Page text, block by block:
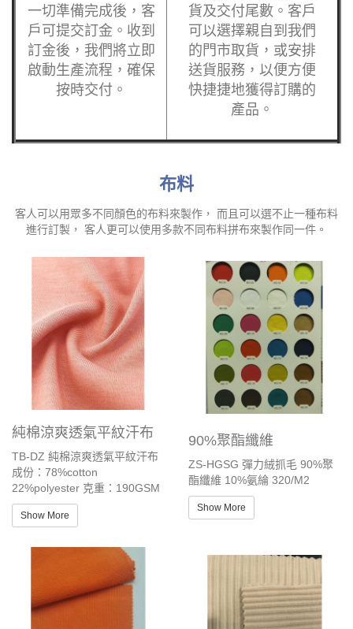
一切準備完成後，客
戶可提交訂金。收到
訂金後，我們將立即
啟動生產流程，確保
按時交付。
貨及交付尾數。客戶
可以選擇親自到我們
的門市取貨，或安排
送貨服務，以便方便
快捷捷地獲得訂購的
產品。
布料
客人可以用眾多不同顏色的布料來製作， 而且可以選不止一種布料
進行訂製， 客人更可以使用多款不同布料拼布來製作同一件。
純棉涼爽透氣平紋汗布
TB-DZ 純棉涼爽透氣平紋汗布
成份：78%cotton
22%polyester 克重：190GSM
Show More
90%聚酯纖維
ZS-HGSG 彈力絨抓毛 90%聚
酯纖維 10%氨綸 320/M2
Show More